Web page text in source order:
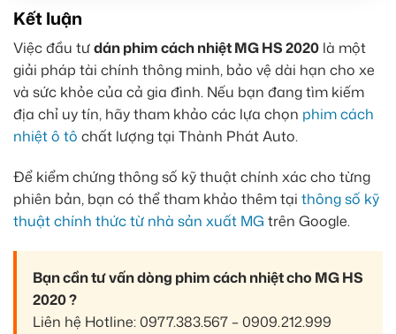
Kết luận
Việc đầu tưdán phim cách nhiệt MG HS 2020 là một
giải pháp tài chính thông minh, bảo vệ dài hạn cho xe
và sức khỏe của cả gia đình. Nếu bạn đang tìm kiếm
địa chỉ uy tín, hãy tham khảo các lựa chọn phim cách
nhiệt ô tô chất lượng tại Thành Phát Auto.
Để kiểm chứng thông số kỹ thuật chính xác cho từng
phiên bản, bạn có thể tham khảo thêm tại thông số kỹ
thuật chính thức từ nhà sản xuất MG trên Google.
Bạn cần tư vấn dòng phim cách nhiệt cho MG HS
2020 ?
Liên hệ Hotline: 0977.383.567 – 0909.212.999